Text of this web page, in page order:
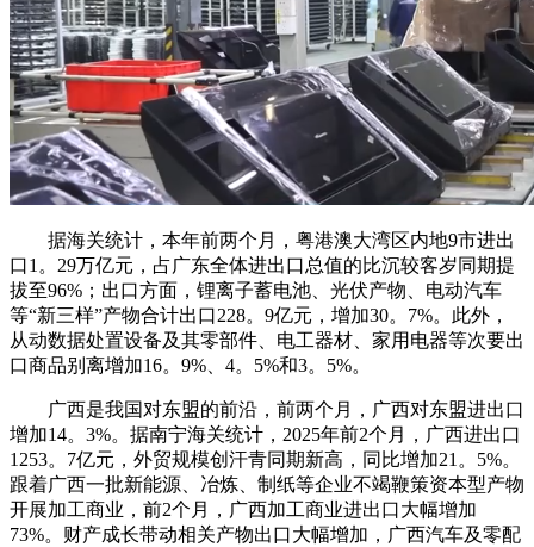
据海关统计，本年前两个月，粤港澳大湾区内地9市进出
口1。29万亿元，占广东全体进出口总值的比沉较客岁同期提
拔至96%；出口方面，锂离子蓄电池、光伏产物、电动汽车
等“新三样”产物合计出口228。9亿元，增加30。7%。此外，
从动数据处置设备及其零部件、电工器材、家用电器等次要出
口商品别离增加16。9%、4。5%和3。5%。
广西是我国对东盟的前沿，前两个月，广西对东盟进出口
增加14。3%。据南宁海关统计，2025年前2个月，广西进出口
1253。7亿元，外贸规模创汗青同期新高，同比增加21。5%。
跟着广西一批新能源、冶炼、制纸等企业不竭鞭策资本型产物
开展加工商业，前2个月，广西加工商业进出口大幅增加
73%。财产成长带动相关产物出口大幅增加，广西汽车及零配